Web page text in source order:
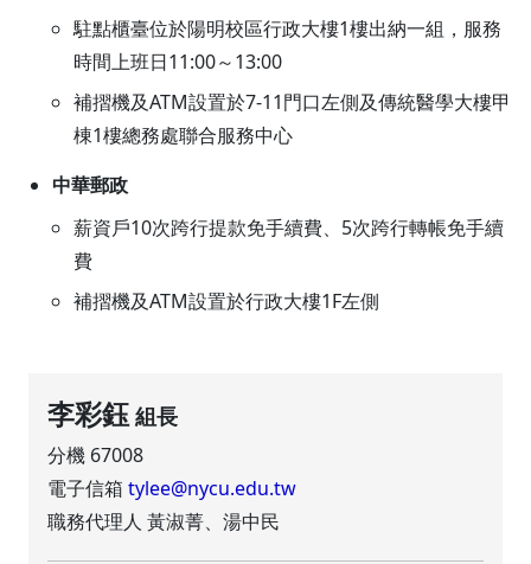
駐點櫃臺位於陽明校區行政大樓1樓出納一組，服務
時間上班日11:00～13:00
補摺機及ATM設置於7-11門口左側及傳統醫學大樓甲
棟1樓總務處聯合服務中心
中華郵政
薪資戶10次跨行提款免手續費、5次跨行轉帳免手續
費
補摺機及ATM設置於行政大樓1F左側
李彩鈺組長
分機 67008
電子信箱tylee@nycu.edu.tw
職務代理人 黃淑菁、湯中民